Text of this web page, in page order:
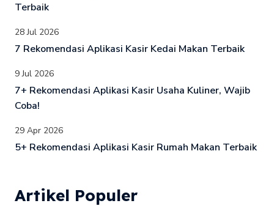
Terbaik
28 Jul 2026
7 Rekomendasi Aplikasi Kasir Kedai Makan Terbaik
9 Jul 2026
7+ Rekomendasi Aplikasi Kasir Usaha Kuliner, Wajib
Coba!
29 Apr 2026
5+ Rekomendasi Aplikasi Kasir Rumah Makan Terbaik
Artikel Populer